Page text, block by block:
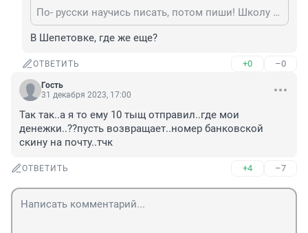
По- русски научись писать, потом пиши! Школу где заканчивали?!
В Шепетовке, где же еще?
ОТВЕТИТЬ +0 –0
Гость
31 декабря 2023, 17:00
Так так..а я то ему 10 тыщ отправил..где мои
денежки..??пусть возвращает..номер банковской
скину на почту..тчк
ОТВЕТИТЬ +4 –7